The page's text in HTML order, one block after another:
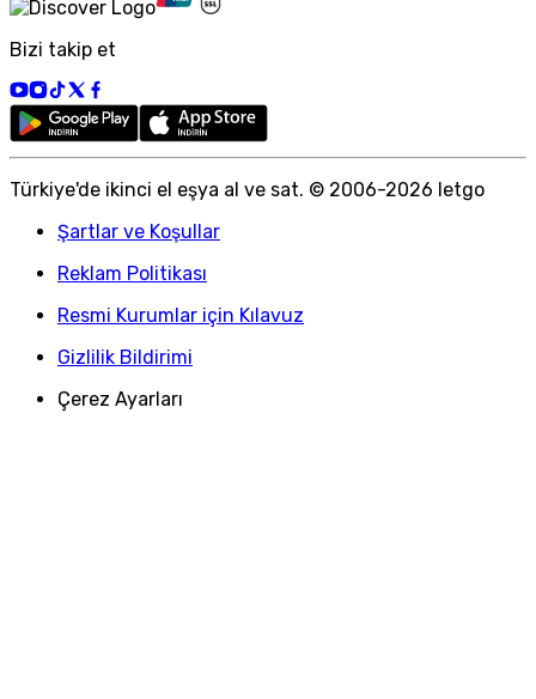
Bizi takip et
Türkiye'de ikinci el eşya al ve sat. © 2006-2026 letgo
Şartlar ve Koşullar
Reklam Politikası
Resmi Kurumlar için Kılavuz
Gizlilik Bildirimi
Çerez Ayarları